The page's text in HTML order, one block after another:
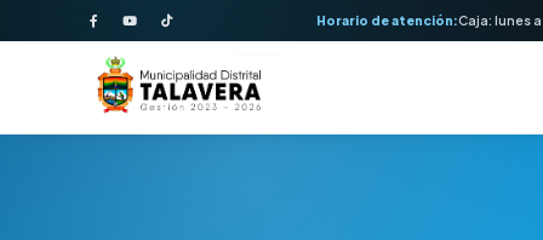
Horario de atención:Caja: lunes